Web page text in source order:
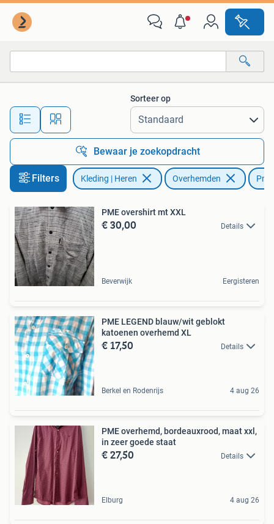
Alle afstanden…
Sorteer op
Bewaar je zoekopdracht
Filters Kleding | Heren Overhemden
PME overshirt mt XXL
€ 30,00 Details
Beverwijk Eergisteren
PME LEGEND blauw/wit geblokt
katoenen overhemd XL
€ 17,50 Details
Berkel en Rodenrijs 4 aug 26
PME overhemd, bordeauxrood, maat xxl,
in zeer goede staat
€ 27,50 Details
Elburg 4 aug 26